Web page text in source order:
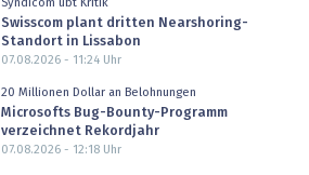
Syndicom übt Kritik
Swisscom plant dritten Nearshoring-
Standort in Lissabon
07.08.2026 - 11:24Uhr
20 Millionen Dollar an Belohnungen
Microsofts Bug-Bounty-Programm
verzeichnet Rekordjahr
07.08.2026 - 12:18Uhr